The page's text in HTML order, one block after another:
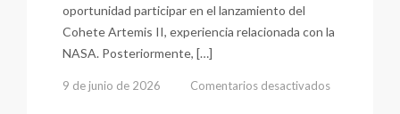
oportunidad participar en el lanzamiento del
Cohete Artemis II, experiencia relacionada con la
NASA. Posteriormente, […]
9 de junio de 2026 Comentarios desactivados